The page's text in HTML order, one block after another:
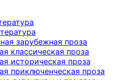
зарубежная проза
классическая проза
историческая проза
приключенческая проза